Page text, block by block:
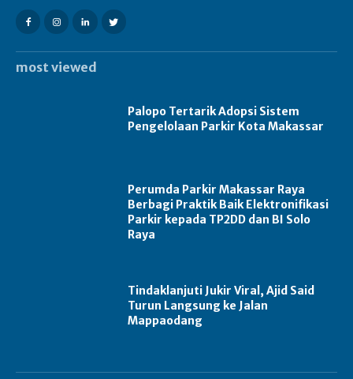
most viewed
Palopo Tertarik Adopsi Sistem
Pengelolaan Parkir Kota Makassar
Perumda Parkir Makassar Raya
Berbagi Praktik Baik Elektronifikasi
Parkir kepada TP2DD dan BI Solo
Raya
Tindaklanjuti Jukir Viral, Ajid Said
Turun Langsung ke Jalan
Mappaodang